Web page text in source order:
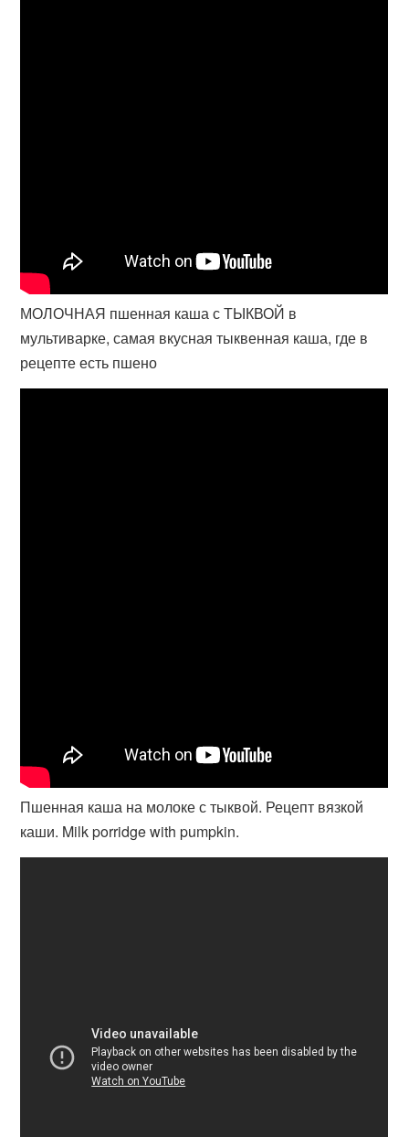
МОЛОЧНАЯ пшенная каша с ТЫКВОЙ в
мультиварке, самая вкусная тыквенная каша, где в
рецепте есть пшено
Пшенная каша на молоке с тыквой. Рецепт вязкой
каши. Milk porridge with pumpkin.